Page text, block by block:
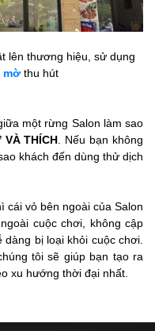
lên thương hiệu, sử dụng
mờthu hút
một rừng Salon làm sao
VÀ THÍCH. Nếu bạn không
khách đến dùng thử dịch
cái vỏ bên ngoài của Salon
cuộc chơi, không cập
bị loại khỏi cuộc chơi.
tôi sẽ giúp bạn tạo ra
xu hướng thời đại nhất.